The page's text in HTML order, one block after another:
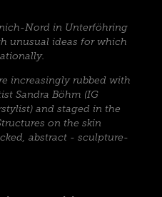
Nord in Unterföhring
unusual ideas for which
increasingly rubbed with
Sandra Böhm (IG​​​​​​​
and staged in the
on the skin
abstract - sculpture-